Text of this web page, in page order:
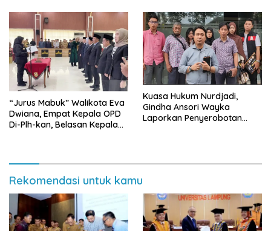
“Jurus Mabuk” Walikota Eva
Dwiana, Empat Kepala OPD
Di-Plh-kan, Belasan Kepala
Kuasa Hukum Nurdjadi,
Gindha Ansori Wayka
Laporkan Penyerobotan
Rekomendasi untuk kamu